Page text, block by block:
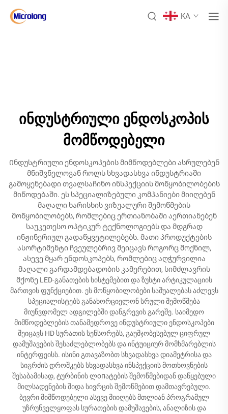
KA
ინდუსტრიული ენდოსკოპის
მომწოდებელი
Ინდუსტრიული ენდოსკოპების მიმწოდებლები ასრულებენ
მნიშვნელოვან როლს სხვადასხვა ინდუსტრიაში
გამოყენებადი თვალსაჩინო ინსპექციის მოწყობილობების
მიწოდებაში. ეს სპეციალიზებული კომპანიები მიიღებენ
მაღალი ხარისხის ვიზუალური შემოწმების
მოწყობილობებს, რომლებიც ერთიანობაში აერთიანებენ
საუკეთესო ოპტიკურ ტექნოლოგიებს და მდგრად
ინჟინერიულ გადაწყვეტილებებს. მათი პროდუქტების
ასორტიმენტი ჩვეულებრივ შეიცავს როგორც მოქნილ,
ასევე მყარ ენდოსკოპებს, რომლებიც აღჭურვილია
მაღალი გარდამდებადობის კამერებით, სიმძლავრის
მქონე LED-განათების სისტემებით და ზუსტი არტიკულაციის
მართვის ფუნქციებით. ეს მოწყობილობები საშუალებას აძლევს
სპეციალისტებს განახორციელონ სრული შემოწმება
მიუწვდომელ ადგილებში დანგრევის გარეშე. საიმედო
მიმწოდებლების თანამედროვე ინდუსტრიული ენდოსკოპები
შეიცავს HD სურათის სენსორებს, გაუმჯობესებულ ციფრულ
დამუშავების შესაძლებლობებს და ინტუიციურ მომხმარებლის
ინტერფეისს. ისინი გთავაზობთ სხვადასხვა დიამეტრისა და
სიგრძის დროშკებს სხვადასხვა ინსპექციის მოთხოვნების
შესაბამისად, ტურბინის ლопატების შემოწმებიდან დაწყებული
მილსადენების შიდა სივრცის შემოწმებით დამთავრებული.
ბევრი მიმწოდებელი ასევე მიიღებს მთლიან პროგრამულ
უზრუნველყოფას სურათების დამუშავების, ანალიზის და